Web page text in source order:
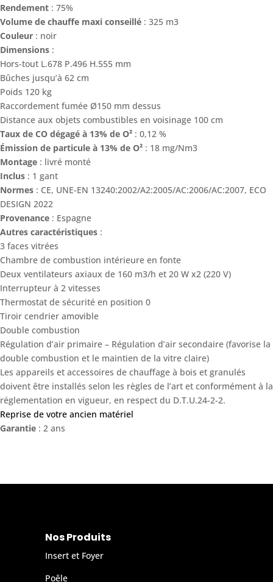
Rendement : 75%
Volume de chauffe maxi conseillé : 325 m3
Couleur : noir
Dimensions :
Hors-tout L.678 P.496 H.555 mm
Bûches jusqu’à 62 cm
Poids 120 kg
Raccordement fumée Ø150 mm dessus
Distance aux objets combustibles en voisinage 100 cm
Taux de CO dégagé à 13% de O² : 0,12 %
Émission de particule à 13% de O² : 18 mg/Nm3
Montage : livré monté
Inclus : 1 gant
Normes : CE, UNE-EN 13240:2002/A2:2005/AC:2006/AC:2007, ECO
DESIGN 2022
Provenance : Espagne
Autres caractéristiques :
3 faces vitrées
Chambre de combustion intérieure en fonte
Deux ventilateurs axiaux de 160 m3/h et 20 W x2 (220 V)
Interrupteur à 2 vitesses
Thermostat de sécurité en position 0
Tiroir cendrier amovible
Double combustion
Régulation d’air primaire – Régulation d’air secondaire (favorise la
double combustion et le maintien de la vitre claire)
Les appareils et accessoires de chauffage à bois et granulés
doivent être installés selon les règles de l’art et conformément à la
réglementation en vigueur, en respect du D.T.U.24-2-2.
Reprise de votre ancien matériel
Garantie : 2 ans
Nos Produits
Insert et Foyer
Poêle